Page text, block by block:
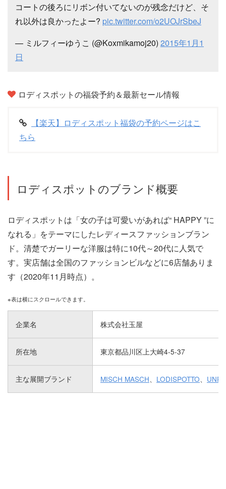
コートの後ろにリボン付いてないのが残念だけど、そ
れ以外は良かったよー? pic.twitter.com/o2UOJrSbeJ
— ミルフィーゆうこ (@Koxmikamoj20) 2015年1月1
日
ロディスポットの福袋予約＆最新セール情報
【楽天】ロディスポット福袋の予約ページはこ
ちら
ロディスポットのブランド概要
ロディスポットは「女の子は可愛いがあれば“ HAPPY ”に
なれる」をテーマにしたレディースファッションブラン
ド。清楚でガーリーな洋服は特に10代～20代に人気で
す。実店舗は全国のファッションビルなどに6店舗ありま
す（2020年11月時点）。
企業名 株式会社玉屋
所在地 東京都品川区上大崎4-5-37
主な展開ブランド MISCH MASCH LODISPOTTO